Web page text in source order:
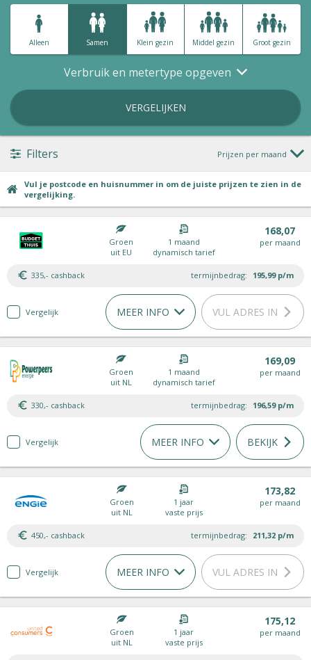
Alleen Samen Klein gezin Middel gezin Groot gezin
Verbruik en metertype opgeven
VERGELIJKEN
Filters Prijzen per maand
Vul je postcode en huisnummer in om de juiste prijzen te zien in de
vergelijking.
Groen
uit EU
1 maand
dynamisch tarief
168,07
per maand
335,- cashback termijnbedrag: 195,99 p/m
Vergelijk MEER INFO VUL ADRES IN
Groen
uit NL
1 maand
dynamisch tarief
169,09
per maand
330,- cashback termijnbedrag: 196,59 p/m
Vergelijk MEER INFO BEKIJK
Groen
uit NL
1 jaar
vaste prijs
173,82
per maand
450,- cashback termijnbedrag: 211,32 p/m
Vergelijk MEER INFO VUL ADRES IN
Groen
uit NL
1 jaar
vaste prijs
175,12
per maand